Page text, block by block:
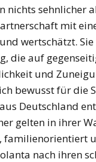
nichts sehnlicher
mit
wertschätzt.
die auf
und
bewusst für die
Deutschland
gelten in ihrer
familienorientiert
nach ihren